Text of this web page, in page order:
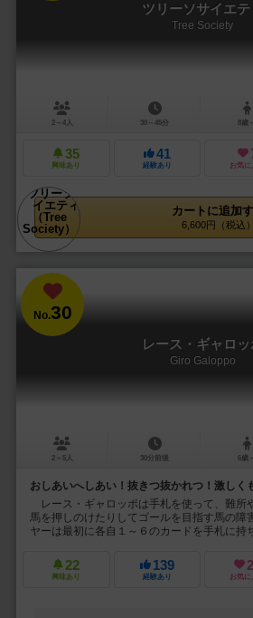
ツリーソサイエテ
Tree Society
2～4人 30～45分 8歳～
35
興味あり
41
経験あり お気に
カートに追加
6,600円（税込）
No.30
レース・ギャロッ
Giro Galoppo
2～5人 30分前後 6歳～
おしあいへしあい！抜きつ抜かれつ！激しく
レース・ギャロッポは手札を使って、難所
馬を押しのけたりしてゴールを目指す馬の
ヤーは最初に各自１～６のカードを手札に持
22
興味あり
139
経験あり お気に